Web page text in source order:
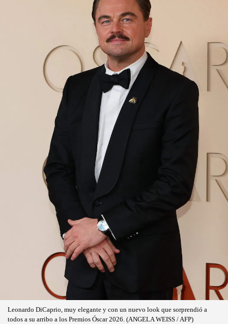
Leonardo DiCaprio, muy elegante y con un nuevo look que sorprendió a
todos a su arribo a los Premios Óscar 2026. (ANGELA WEISS / AFP)